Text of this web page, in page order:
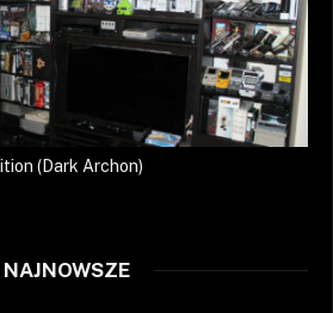
(Dark Archon)
NAJNOWSZE